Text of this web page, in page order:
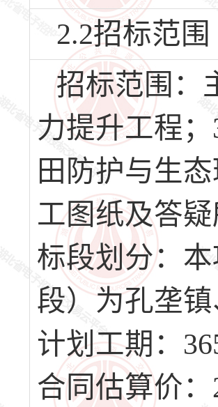
2.2招标范围
招标范围：
力提升工程
田防护与生
工图纸及答
标段划分：
段）为孔垄
计划工期：
合同估算价：